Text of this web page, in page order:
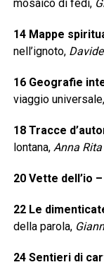
mosaico di fedi,
14 Mappe
nell’ignoto,
16 Geografie
viaggio universale,
18 Tracce
lontana, Anna
20 Vette dell’io –
22 Le
della parola,
24 Sentieri di